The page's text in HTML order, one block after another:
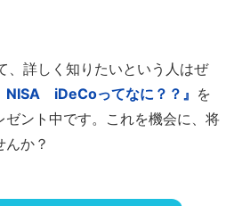
詳しく知りたいという人はぜ
NISA iDeCoってなに？？』 を
ゼント中です。これを機会に、将
か？